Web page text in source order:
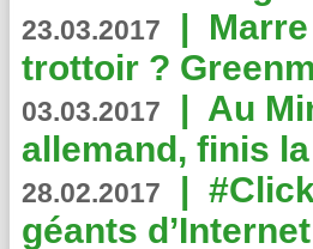
23.03.2017 |
trottoir ?
03.03.2017 | Au
allemand, finis
28.02.2017 |
géants